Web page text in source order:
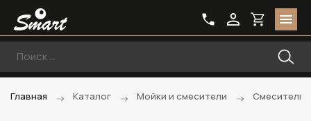
Главная Каталог Мойки и смесители Смесители